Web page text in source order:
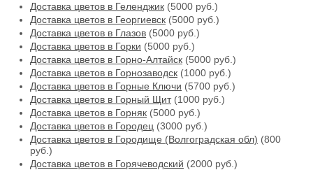
Доставка цветов в Геленджик (5000 руб.)
Доставка цветов в Георгиевск (5000 руб.)
Доставка цветов в Глазов (5000 руб.)
Доставка цветов в Горки (5000 руб.)
Доставка цветов в Горно-Алтайск (5000 руб.)
Доставка цветов в Горнозаводск (1000 руб.)
Доставка цветов в Горные Ключи (5700 руб.)
Доставка цветов в Горный Щит(1000 руб.)
Доставка цветов в Горняк (5000 руб.)
Доставка цветов в Городец (3000 руб.)
Доставка цветов в Городище (Волгоградская обл) (800
руб.)
Доставка цветов в Горячеводский (2000 руб.)